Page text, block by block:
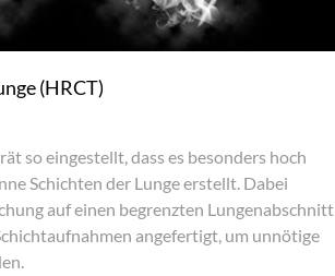
(HRCT)
so eingestellt, dass es besonders hoch
Schichten der Lunge erstellt. Dabei
auf einen begrenzten Lungenabschnitt
angefertigt, um unnötige